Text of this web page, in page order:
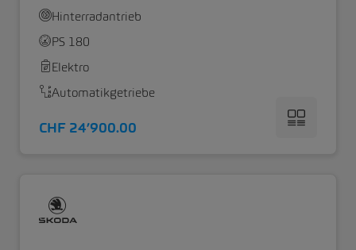
Hinterradantrieb
PS 180
Elektro
Automatikgetriebe
CHF 24’900.00